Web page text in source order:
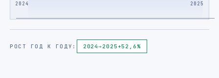
2024 2025
РОСТ ГОД К ГОДУ: 2024→ 2025 +52,6%